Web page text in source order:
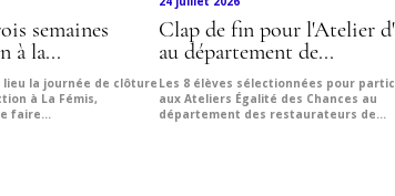
semaines
à la...
la journée de clôture
à La Fémis,
faire...
Clap de fin pour l'Atelier
au département de...
Les 8 élèves sélectionnées pour
aux Ateliers Égalité des Chances au
département des restaurateurs de...